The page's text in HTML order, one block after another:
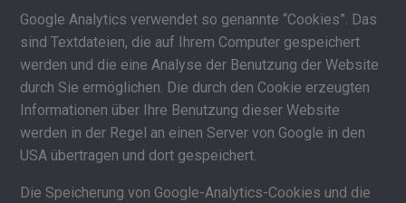
Google Analytics verwendet so genannte “Cookies”. Das
sind Textdateien, die auf Ihrem Computer gespeichert
werden und die eine Analyse der Benutzung der Website
durch Sie ermöglichen. Die durch den Cookie erzeugten
Informationen über Ihre Benutzung dieser Website
werden in der Regel an einen Server von Google in den
USA übertragen und dort gespeichert.
Die Speicherung von Google-Analytics-Cookies und die